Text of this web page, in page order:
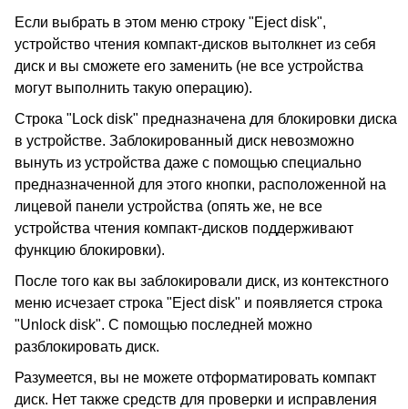
Если выбрать в этом меню строку "Eject disk",
устройство чтения компакт-дисков вытолкнет из себя
диск и вы сможете его заменить (не все устройства
могут выполнить такую операцию).
Строка "Lock disk" предназначена для блокировки диска
в устройстве. Заблокированный диск невозможно
вынуть из устройства даже с помощью специально
предназначенной для этого кнопки, расположенной на
лицевой панели устройства (опять же, не все
устройства чтения компакт-дисков поддерживают
функцию блокировки).
После того как вы заблокировали диск, из контекстного
меню исчезает строка "Eject disk" и появляется строка
"Unlock disk". С помощью последней можно
разблокировать диск.
Разумеется, вы не можете отформатировать компакт
диск. Нет также средств для проверки и исправления